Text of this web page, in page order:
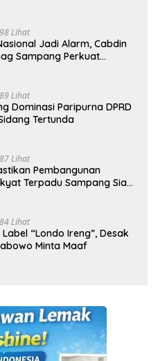
98 Lihat
Jadi Alarm, Cabdin
Sampang Perkuat
89 Lihat
Dominasi Paripurna DPRD
Tertunda
87 Lihat
Pembangunan
Terpadu Sampang Siap
84 Lihat
“Londo Ireng”, Desak
Minta Maaf